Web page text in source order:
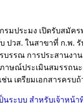
รมประมง เปิดรับสมั
ปวส. ในสาขาที่ ก.พ.
รรณ การประสานง
ภาษณ์ประเมินสมรรถ
ช่น เตรียมเอกสารค
นระบบ สำหรับเจ้าหน้